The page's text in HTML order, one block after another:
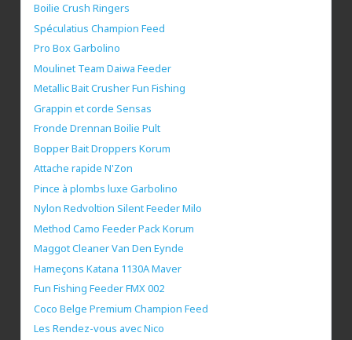
Boilie Crush Ringers
Spéculatius Champion Feed
Pro Box Garbolino
Moulinet Team Daiwa Feeder
Metallic Bait Crusher Fun Fishing
Grappin et corde Sensas
Fronde Drennan Boilie Pult
Bopper Bait Droppers Korum
Attache rapide N'Zon
Pince à plombs luxe Garbolino
Nylon Redvoltion Silent Feeder Milo
Method Camo Feeder Pack Korum
Maggot Cleaner Van Den Eynde
Hameçons Katana 1130A Maver
Fun Fishing Feeder FMX 002
Coco Belge Premium Champion Feed
Les Rendez-vous avec Nico